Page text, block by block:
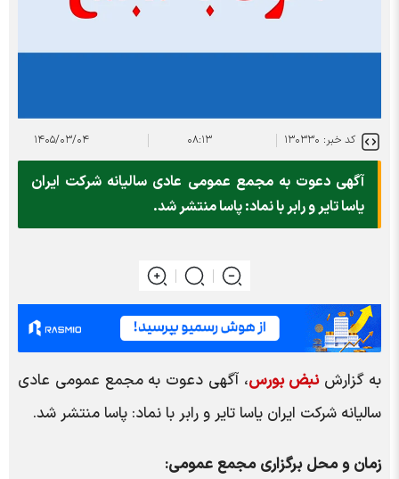
کد خبر: ۱۳۰۳۳۰ ۰۸:۱۳ ۱۴۰۵/۰۳/۰۴
آگهی دعوت به مجمع عمومی عادی سالیانه شرکت ايران
ياسا تاير و رابر با نماد: پاسا منتشر شد.
به گزارشنبض بورس، آگهی دعوت به مجمع عمومی عادی
سالیانه شرکت ايران ياسا تاير و رابر با نماد: پاسا منتشر شد.
زمان و محل برگزاری مجمع عمومی: